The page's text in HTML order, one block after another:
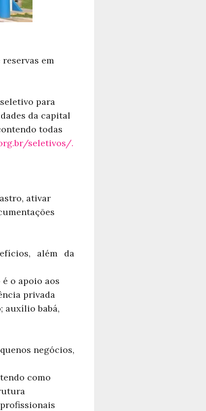
em
para
da capital
todas
seletivos/.
ativar
além da
o apoio aos
privada
auxílio babá,
negócios,
como